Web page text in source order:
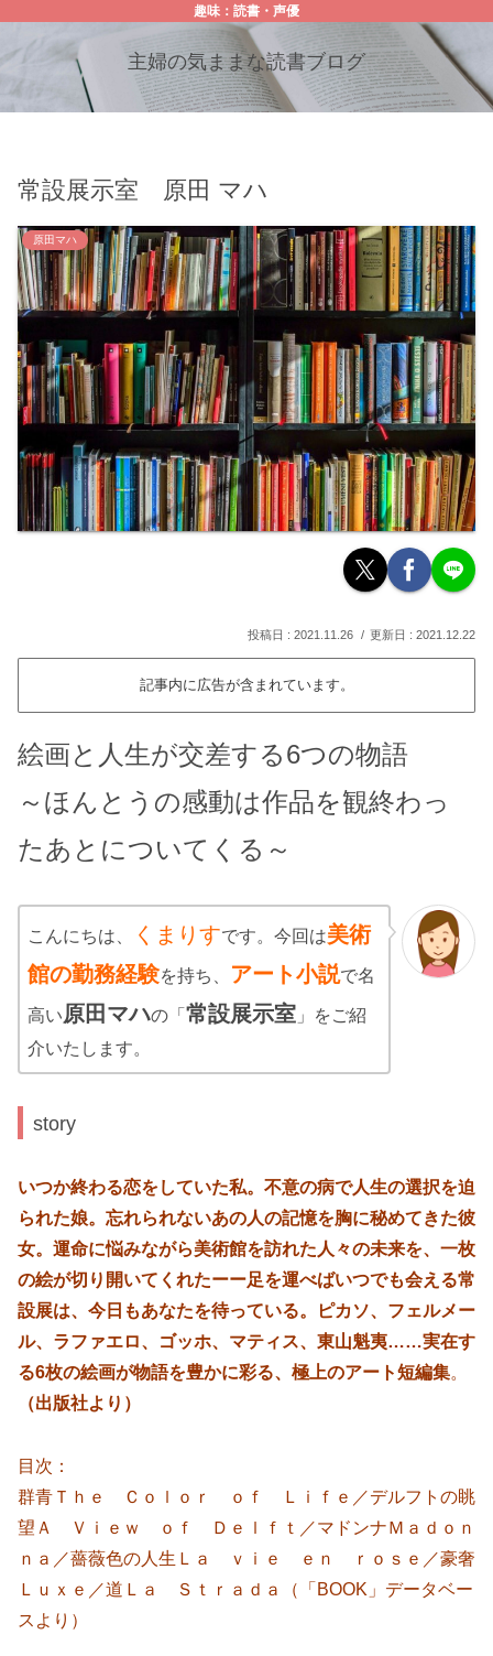
趣味：読書・声優
主婦の気ままな読書ブログ
常設展示室 原田 マハ
原田マハ
2021.11.26 2021.12.22
記事内に広告が含まれています。
絵画と人生が交差する6つの物語
～ほんとうの感動は作品を観終わっ
たあとについてくる～
こんにちは、 くまりすです。今回は美術
館の勤務経験を持ち、 アート小説で名
高い原田マハの「 常設展示室 」をご紹
介いたします。
story
いつか終わる恋をしていた私。不意の病で人生の選択を迫
られた娘。忘れられないあの人の記憶を胸に秘めてきた彼
女。運命に悩みながら美術館を訪れた人々の未来を、一枚
の絵が切り開いてくれたーー足を運べばいつでも会える常
設展は、今日もあなたを待っている。ピカソ、フェルメー
ル、ラファエロ、ゴッホ、マティス、東山魁夷……実在す
る6枚の絵画が物語を豊かに彩る、極上のアート短編集。
（出版社より）
目次：
群青Ｔｈｅ Ｃｏｌｏｒ ｏｆ Ｌｉｆｅ／デルフトの眺
望Ａ Ｖｉｅｗ ｏｆ Ｄｅｌｆｔ／マドンナＭａｄｏｎ
ｎａ／薔薇色の人生Ｌａ ｖｉｅ ｅｎ ｒｏｓｅ／豪奢
Ｌｕｘｅ／道Ｌａ Ｓｔｒａｄａ（「BOOK」データベー
スより）